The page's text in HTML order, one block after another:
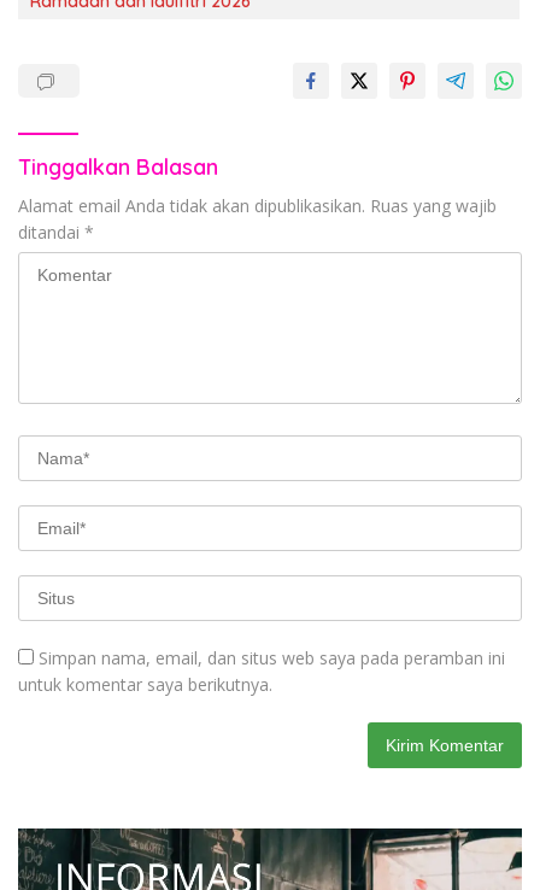
Tinggalkan Balasan
Alamat email Anda tidak akan dipublikasikan. Ruas yang wajib
ditandai *
Simpan nama, email, dan situs web saya pada peramban ini
untuk komentar saya berikutnya.